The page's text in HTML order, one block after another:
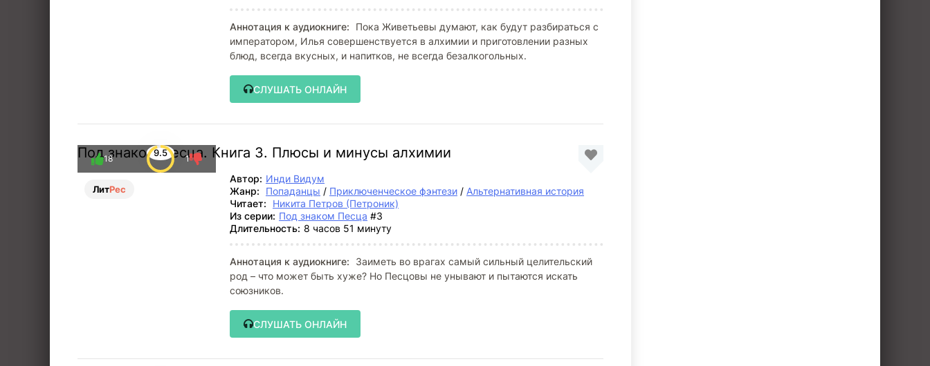
Аннотация к аудиокниге:
Пока Живетьевы думают, как будут разбираться с
императором, Илья совершенствуется в алхимии и приготовлении разных
блюд, всегда вкусных, и напитков, не всегда безалкогольных.
СЛУШАТЬ ОНЛАЙН
Под знаком Песца. Книга 3. Плюсы и минусы алхимии
ЛитРес
9.5
18 1
Автор: Инди Видум
Жанр:
Попаданцы / Приключенческое фэнтези / Альтернативная история
Читает:
Никита Петров (Петроник)
Из серии: Под знаком Песца #3
Длительность: 8 часов 51 минуту
Аннотация к аудиокниге:
Заиметь во врагах самый сильный целительский
род – что может быть хуже? Но Песцовы не унывают и пытаются искать
союзников.
СЛУШАТЬ ОНЛАЙН